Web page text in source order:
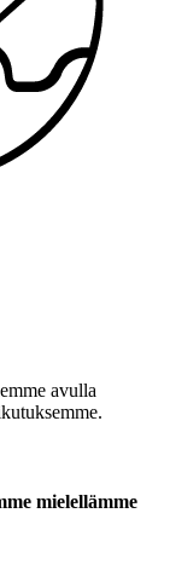
avulla
mielellämme